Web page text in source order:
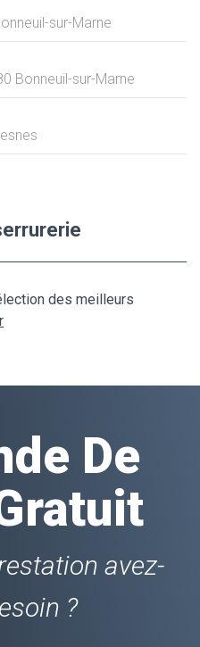
sur-Marne
Bonneuil-sur-Marne
des meilleurs
De
avez-
?